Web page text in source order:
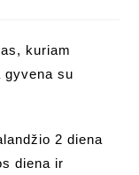
kuriam
gyvena su
2 diena
diena ir